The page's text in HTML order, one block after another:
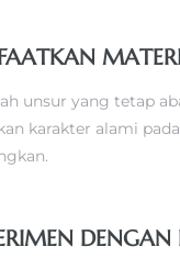
unsur yang tetap
karakter alami